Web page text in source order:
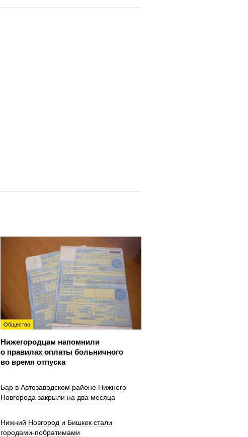
Общество
Нижегородцам напомнили
о правилах оплаты больничного
во время отпуска
Бар в Автозаводском районе Нижнего
Новгорода закрыли на два месяца
Нижний Новгород и Бишкек стали
городами-побратимами